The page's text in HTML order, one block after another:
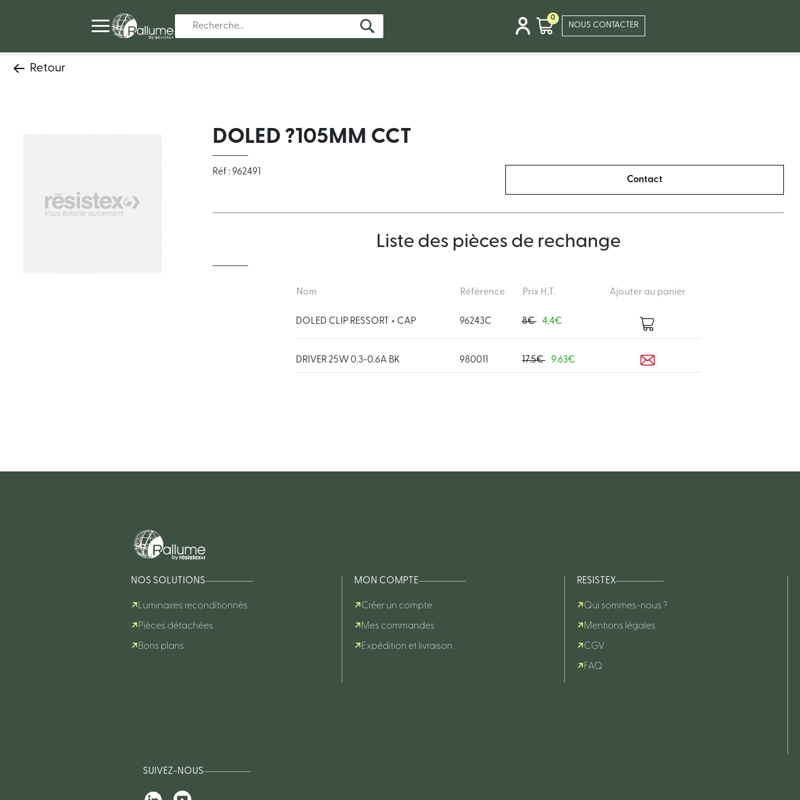
0
NOUS CONTACTER
Retour
DOLED ?105MM CCT
Réf : 962491
Contact
Liste des pièces de rechange
Nom Référence Prix H.T. Ajouter au panier
DOLED CLIP RESSORT + CAP 96243C 8€ 4.4€
DRIVER 25W 0.3-0.6A BK 980011 17.5€ 9.63€
NOS SOLUTIONS
Luminaires reconditionnés
Pièces détachées
Bons plans
MON COMPTE
Créer un compte
Mes commandes
Expédition et livraison
RESISTEX
Qui sommes-nous ?
Mentions légales
CGV
FAQ
SUIVEZ-NOUS